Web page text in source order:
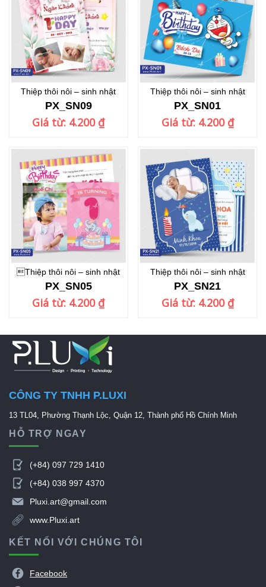
Thiệp thôi nôi – sinh nhật
PX_SN09
Giá từ: 4.200 ₫
Thiệp thôi nôi – sinh nhật
PX_SN01
Giá từ: 4.200 ₫
Thiệp thôi nôi – sinh nhật
PX_SN05
Giá từ: 4.200 ₫
Thiệp thôi nôi – sinh nhật
PX_SN21
Giá từ: 4.200 ₫
CÔNG TY TNHH P.LUXI
13 TL04, Phường Thạnh Lộc, Quận 12, Thành phố Hồ Chính Minh
HỖ TRỢ NGAY
 (+84) 097 729 1410
 (+84) 038 997 4370
 Pluxi.art@gmail.com
 www.Pluxi.art
KẾT NỐI VỚI CHÚNG TÔI
 Facebook